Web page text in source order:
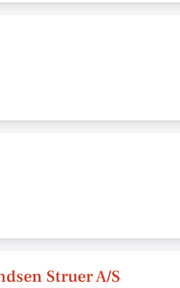
Struer A/S